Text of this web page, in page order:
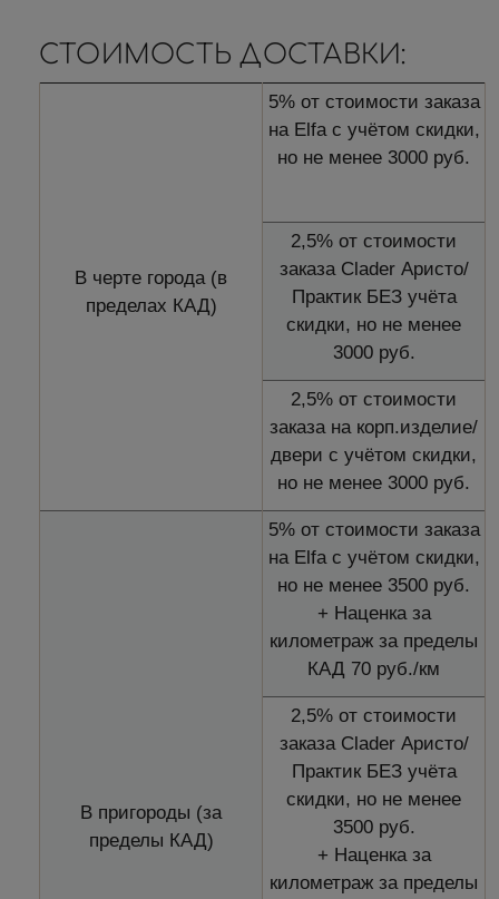
СТОИМОСТЬ ДОСТАВКИ:
В черте города (в
пределах КАД)
5% от стоимости заказа
на Elfa с учётом скидки,
но не менее 3000 руб.
2,5% от стоимости
заказа Clader Аристо/
Практик БЕЗ учёта
скидки, но не менее
3000 руб.
2,5% от стоимости
заказа на корп.изделие/
двери с учётом скидки,
но не менее 3000 руб.
В пригороды (за
пределы КАД)
5% от стоимости заказа
на Elfa с учётом скидки,
но не менее 3500 руб.
+ Наценка за
километраж за пределы
КАД 70 руб./км
2,5% от стоимости
заказа Clader Аристо/
Практик БЕЗ учёта
скидки, но не менее
3500 руб.
+ Наценка за
километраж за пределы